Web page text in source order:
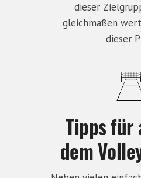
dieser
gleichmaßen
dieser
Tipps für
dem